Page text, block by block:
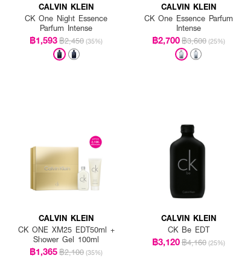
CALVIN KLEIN
CK One Night Essence
Parfum Intense
฿1,593฿2,450 (35%)
CALVIN KLEIN
CK One Essence Parfum
Intense
฿2,700฿3,600 (25%)
CALVIN KLEIN
CK ONE XM25 EDT50ml +
Shower Gel 100ml
฿1,365฿2,100 (35%)
CALVIN KLEIN
CK Be EDT
฿3,120฿4,160 (25%)